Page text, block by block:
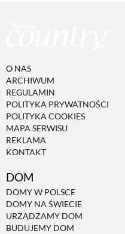
O NAS
ARCHIWUM
REGULAMIN
POLITYKA PRYWATNOŚCI
POLITYKA COOKIES
MAPA SERWISU
REKLAMA
KONTAKT
DOM
DOMY W POLSCE
DOMY NA ŚWIECIE
URZĄDZAMY DOM
BUDUJEMY DOM